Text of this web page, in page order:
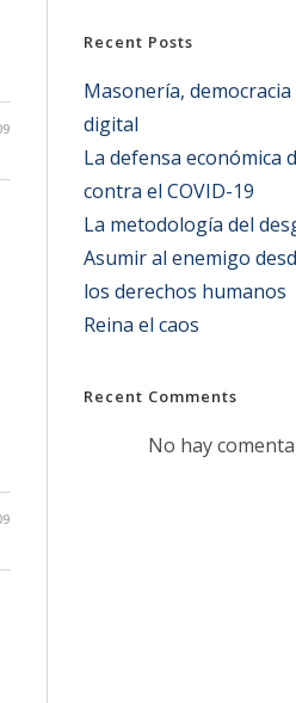
Recent Posts
Masonería,
digital
La defensa económica
contra el COVID-19
La metodología del
Asumir al enemigo
los derechos humanos
Reina el caos
Recent Comments
No hay